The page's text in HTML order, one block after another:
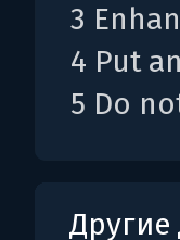
3
4 Put
5 Do
Другие